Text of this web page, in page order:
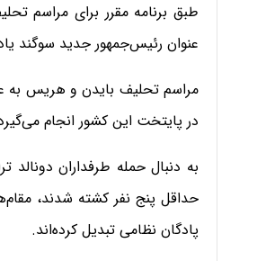
طبق برنامه مقرر برای مراسم
عنوان رئیس‌جمهور جدید سوگند
مراسم تحلیف بایدن و هریس به
در پایتخت این کشور انجام
به دنبال حمله طرفداران دونالد
حداقل پنج نفر کشته شدند،
پادگان نظامی تبدیل کرده‌اند.